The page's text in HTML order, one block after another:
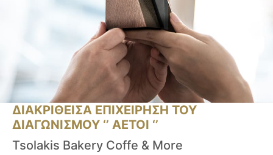
ΔΙΑΚΡΙΘΕΙΣΑ ΕΠΙΧΕΙΡΗΣΗ ΤΟΥ
ΔΙΑΓΩΝΙΣΜΟΥ ‘’ ΑΕΤΟΙ ‘’
Tsolakis Bakery Coffe & More